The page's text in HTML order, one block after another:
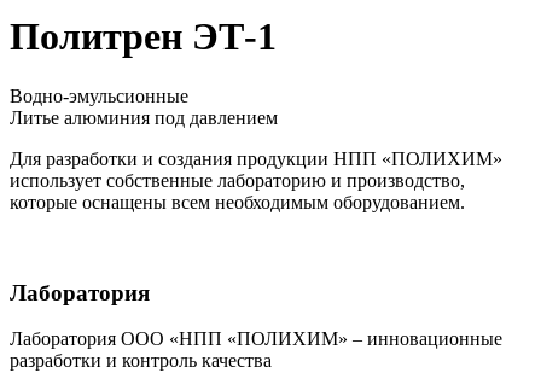
Политрен ЭТ-1
Водно-эмульсионные
Литье алюминия под давлением
Для разработки и создания продукции НПП «ПОЛИХИМ»
использует собственные лабораторию и производство,
которые оснащены всем необходимым оборудованием.
Лаборатория
Лаборатория ООО «НПП «ПОЛИХИМ» – инновационные
разработки и контроль качества